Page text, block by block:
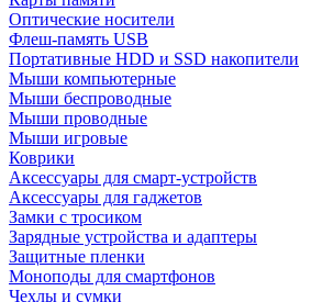
Оптические носители
Флеш-память USB
Портативные HDD и SSD накопители
Мыши компьютерные
Мыши беспроводные
Мыши проводные
Мыши игровые
Коврики
Аксессуары для смарт-устройств
Аксессуары для гаджетов
Замки с тросиком
Зарядные устройства и адаптеры
Защитные пленки
Моноподы для смартфонов
Чехлы и сумки